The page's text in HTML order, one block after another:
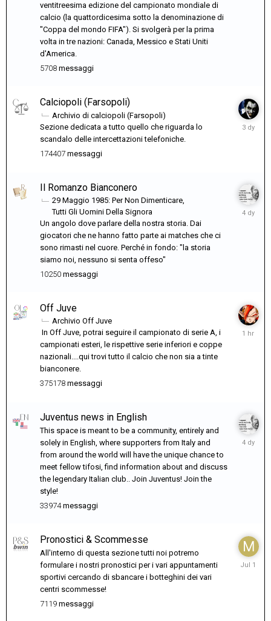
ventitreesima edizione del campionato mondiale di
calcio (la quattordicesima sotto la denominazione di
"Coppa del mondo FIFA"). Si svolgerà per la prima
volta in tre nazioni: Canada, Messico e Stati Uniti
d'America.
5708 messaggi
Calciopoli (Farsopoli)
Archivio di calciopoli (Farsopoli)
Sezione dedicata a tutto quello che riguarda lo
scandalo delle intercettazioni telefoniche.
174407 messaggi
Lunedì
Il Romanzo Bianconero
29 Maggio 1985: Per Non Dimenticare
Tutti Gli Uomini Della Signora
Un angolo dove parlare della nostra storia. Dai
giocatori che ne hanno fatto parte ai matches che ci
sono rimasti nel cuore. Perché in fondo: "la storia
siamo noi, nessuno si senta offeso"
10250 messaggi
Off Juve
Archivio Off Juve
In Off Juve, potrai seguire il campionato di serie A, i
campionati esteri, le rispettive serie inferiori e coppe
nazionali....qui trovi tutto il calcio che non sia a tinte
bianconere.
375178 messaggi
Juventus news in English
This space is meant to be a community, entirely and
solely in English, where supporters from Italy and
from around the world will have the unique chance to
meet fellow tifosi, find information about and discuss
the legendary Italian club.. Join Juventus! Join the
style!
33974 messaggi
Pronostici & Scommesse
All'interno di questa sezione tutti noi potremo
formulare i nostri pronostici per i vari appuntamenti
sportivi cercando di sbancare i botteghini dei vari
centri scommesse!
7119 messaggi
July